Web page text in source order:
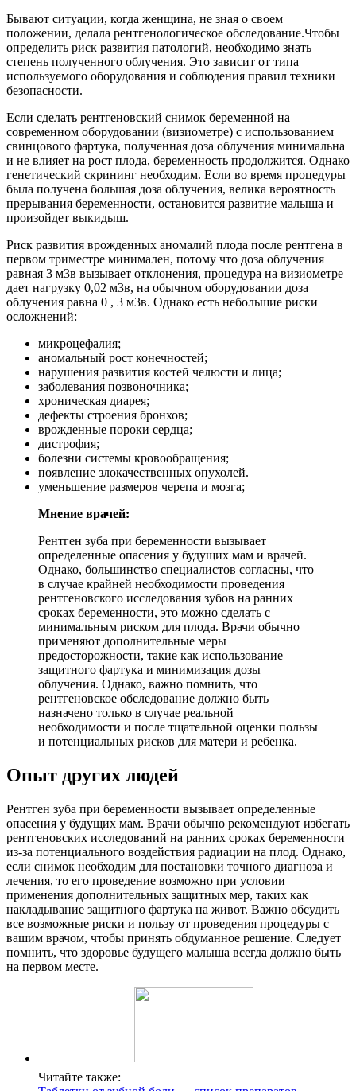
Бывают ситуации, когда женщина, не зная о своем
положении, делала рентгенологическое обследование.Чтобы
определить риск развития патологий, необходимо знать
степень полученного облучения. Это зависит от типа
используемого оборудования и соблюдения правил техники
безопасности.
Если сделать рентгеновский снимок беременной на
современном оборудовании (визиометре) с использованием
свинцового фартука, полученная доза облучения минимальна
и не влияет на рост плода, беременность продолжится. Однако
генетический скрининг необходим. Если во время процедуры
была получена большая доза облучения, велика вероятность
прерывания беременности, остановится развитие малыша и
произойдет выкидыш.
Риск развития врожденных аномалий плода после рентгена в
первом триместре минимален, потому что доза облучения
равная 3 м3в вызывает отклонения, процедура на визиометре
дает нагрузку 0,02 м3в, на обычном оборудовании доза
облучения равна 0 , 3 м3в. Однако есть небольшие риски
осложнений:
микроцефалия;
аномальный рост конечностей;
нарушения развития костей челюсти и лица;
заболевания позвоночника;
хроническая диарея;
дефекты строения бронхов;
врожденные пороки сердца;
дистрофия;
болезни системы кровообращения;
появление злокачественных опухолей.
уменьшение размеров черепа и мозга;
Мнение врачей:
Рентген зуба при беременности вызывает
определенные опасения у будущих мам и врачей.
Однако, большинство специалистов согласны, что
в случае крайней необходимости проведения
рентгеновского исследования зубов на ранних
сроках беременности, это можно сделать с
минимальным риском для плода. Врачи обычно
применяют дополнительные меры
предосторожности, такие как использование
защитного фартука и минимизация дозы
облучения. Однако, важно помнить, что
рентгеновское обследование должно быть
назначено только в случае реальной
необходимости и после тщательной оценки пользы
и потенциальных рисков для матери и ребенка.
Опыт других людей
Рентген зуба при беременности вызывает определенные
опасения у будущих мам. Врачи обычно рекомендуют избегать
рентгеновских исследований на ранних сроках беременности
из-за потенциального воздействия радиации на плод. Однако,
если снимок необходим для постановки точного диагноза и
лечения, то его проведение возможно при условии
применения дополнительных защитных мер, таких как
накладывание защитного фартука на живот. Важно обсудить
все возможные риски и пользу от проведения процедуры с
вашим врачом, чтобы принять обдуманное решение. Следует
помнить, что здоровье будущего малыша всегда должно быть
на первом месте.
Читайте также: